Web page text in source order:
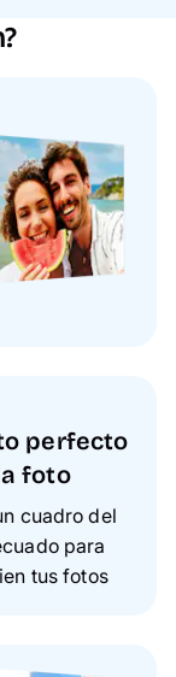
perfecto
foto
cuadro del
para
tus fotos